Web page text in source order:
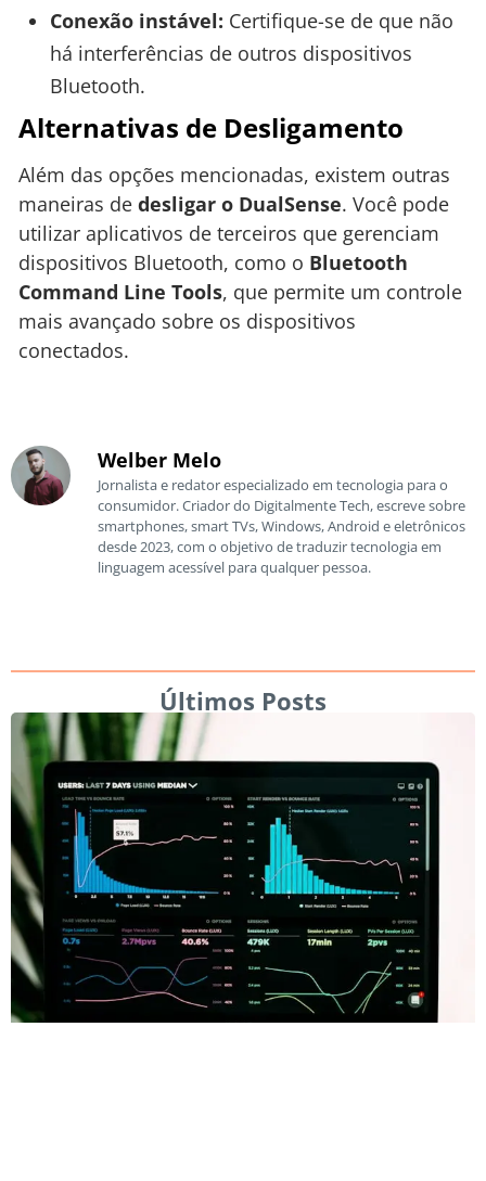
Conexão instável: Certifique-se de que não
há interferências de outros dispositivos
Bluetooth.
Alternativas de Desligamento
Além das opções mencionadas, existem outras
maneiras de desligar o DualSense. Você pode
utilizar aplicativos de terceiros que gerenciam
dispositivos Bluetooth, como o Bluetooth
Command Line Tools, que permite um controle
mais avançado sobre os dispositivos
conectados.
Welber Melo
Jornalista e redator especializado em tecnologia para o
consumidor. Criador do Digitalmente Tech, escreve sobre
smartphones, smart TVs, Windows, Android e eletrônicos
desde 2023, com o objetivo de traduzir tecnologia em
linguagem acessível para qualquer pessoa.
Últimos Posts